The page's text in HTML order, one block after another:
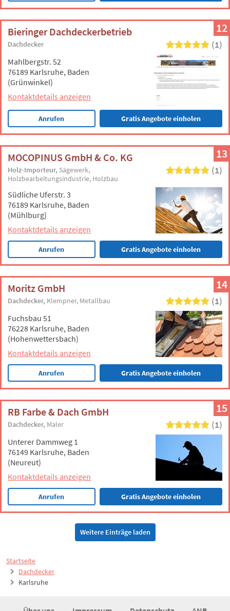
Startseite
Dachdecker
Karlsruhe
12
Bieringer Dachdeckerbetrieb
Dachdecker (1)
Mahlbergstr. 52
76189 Karlsruhe, Baden
(Grünwinkel)
Kontaktdetails anzeigen
Anrufen Gratis Angebote einholen
13
MOCOPINUS GmbH & Co. KG
Holz-Importeur Sägewerk
Holzbearbeitungsindustrie Holzbau
(1)
Südliche Uferstr. 3
76189 Karlsruhe, Baden
(Mühlburg)
Kontaktdetails anzeigen
Anrufen Gratis Angebote einholen
14
Moritz GmbH
Dachdecker Klempner Metallbau (1)
Fuchsbau 51
76228 Karlsruhe, Baden
(Hohenwettersbach)
Kontaktdetails anzeigen
Anrufen Gratis Angebote einholen
15
RB Farbe & Dach GmbH
Dachdecker Maler (1)
Unterer Dammweg 1
76149 Karlsruhe, Baden
(Neureut)
Kontaktdetails anzeigen
Anrufen Gratis Angebote einholen
Weitere Einträge laden